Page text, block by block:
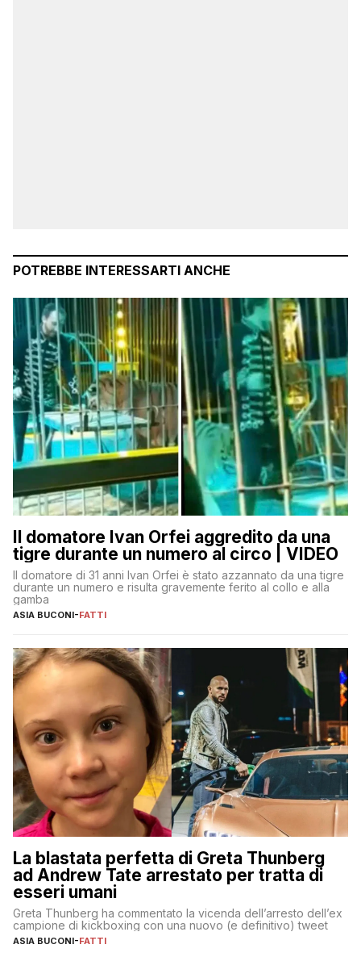
POTREBBE INTERESSARTI ANCHE
Il domatore Ivan Orfei aggredito da una
tigre durante un numero al circo | VIDEO
Il domatore di 31 anni Ivan Orfei è stato azzannato da una tigre
durante un numero e risulta gravemente ferito al collo e alla
gamba
ASIA BUCONI-FATTI
La blastata perfetta di Greta Thunberg
ad Andrew Tate arrestato per tratta di
esseri umani
Greta Thunberg ha commentato la vicenda dell’arresto dell’ex
campione di kickboxing con una nuovo (e definitivo) tweet
ASIA BUCONI-FATTI